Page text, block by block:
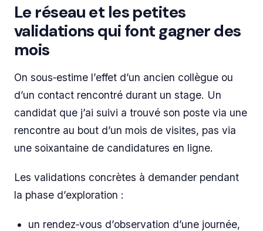
Le réseau et les petites
validations qui font gagner des
mois
On sous‑estime l’effet d’un ancien collègue ou
d’un contact rencontré durant un stage. Un
candidat que j’ai suivi a trouvé son poste via une
rencontre au bout d’un mois de visites, pas via
une soixantaine de candidatures en ligne.
Les validations concrètes à demander pendant
la phase d’exploration :
un rendez‑vous d’observation d’une journée,